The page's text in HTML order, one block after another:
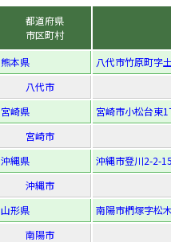
都道府県
市区町村
熊本県
八代市竹原町字
八代市
宮崎県
宮崎市小松台東
宮崎市
沖縄県
沖縄市登川2-2-
沖縄市
山形県
南陽市椚塚字松
南陽市